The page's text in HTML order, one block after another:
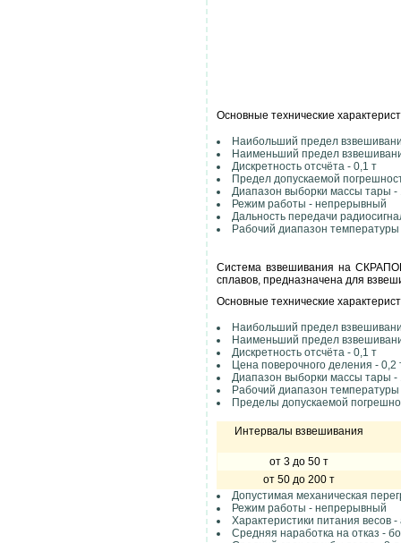
Основные технические
Наибольший предел
Наименьший предел
Дискретность отсчёта - 0,1 т
Предел допускаемой
Диапазон выборки массы тары -
Режим работы - непрерывный
Дальность передачи
Рабочий диапазон
Система взвешивания на
сплавов, предназначена для
Основные технические
Наибольший предел
Наименьший предел
Дискретность отсчёта - 0,1 т
Цена поверочного деления - 0,2
Диапазон выборки массы тары -
Рабочий диапазон
Пределы допускаемой
Интервалы взвешивания
от 3 до 50 т
от 50 до 200 т
Допустимая механическая
Режим работы - непрерывный
Характеристики питания весов
Средняя наработка на отказ -